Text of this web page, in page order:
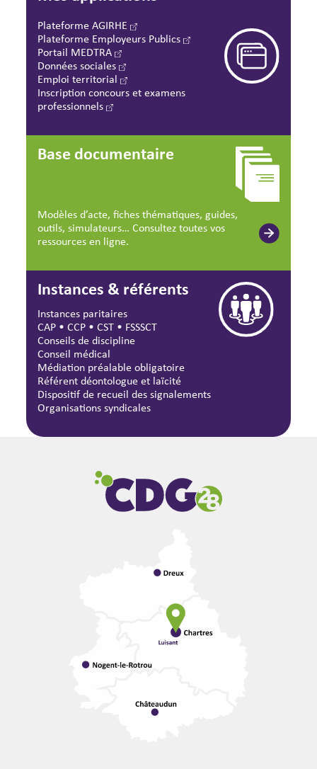
Plateforme AGIRHE
Plateforme Employeurs Publics
Portail MEDTRA
Données sociales
Emploi territorial
Inscription concours et examens
professionnels
Base documentaire
Modèles d’acte, fiches thématiques, guides,
outils, simulateurs… Consultez toutes vos
ressources en ligne.
Instances & référents
Instances paritaires
CAP •CCP •CST • FSSSCT
Conseils de discipline
Conseil médical
Médiation préalable obligatoire
Référent déontologue et laïcité
Dispositif de recueil des signalements
Organisations syndicales